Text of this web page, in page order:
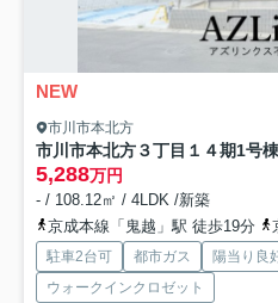
NEW
市川市本北方
市川市本北方３丁目１４期1号棟
5,288万円
- / 108.12㎡ / 4LDK /新築
京成本線「鬼越」駅 徒歩19分
駐車2台可 都市ガス 陽当り良
ウォークインクロゼット